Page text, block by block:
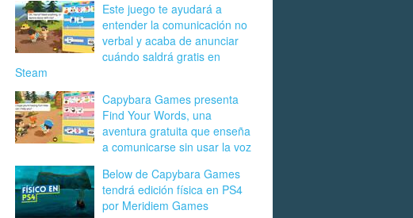
Este juego te ayudará a
entender la comunicación no
verbal y acaba de anunciar
cuándo saldrá gratis en
Steam
Capybara Games presenta
Find Your Words, una
aventura gratuita que enseña
a comunicarse sin usar la voz
Below de Capybara Games
tendrá edición física en PS4
por Meridiem Games